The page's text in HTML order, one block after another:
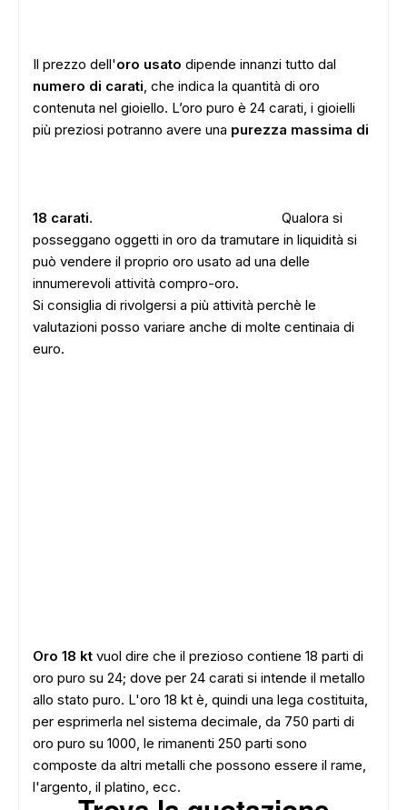
Il prezzo dell'oro usato dipende innanzi tutto dal
numero di carati, che indica la quantità di oro
contenuta nel gioiello. L’oro puro è 24 carati, i gioielli
più preziosi potranno avere una purezza massima di
18 carati.
Qualora si
posseggano oggetti in oro da tramutare in liquidità si
può vendere il proprio oro usato ad una delle
innumerevoli attività compro-oro.
Si consiglia di rivolgersi a più attività perchè le
valutazioni posso variare anche di molte centinaia di
euro.
Oro 18 kt vuol dire che il prezioso contiene 18 parti di
oro puro su 24; dove per 24 carati si intende il metallo
allo stato puro. L'oro 18 kt è, quindi una lega costituita,
per esprimerla nel sistema decimale, da 750 parti di
oro puro su 1000, le rimanenti 250 parti sono
composte da altri metalli che possono essere il rame,
l'argento, il platino, ecc.